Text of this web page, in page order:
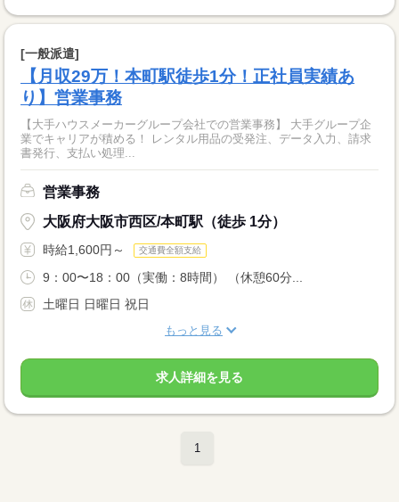
[一般派遣]
【月収29万！本町駅徒歩1分！正社員実績あ
り】営業事務
【大手ハウスメーカーグループ会社での営業事務】 大手グループ企
業でキャリアが積める！ レンタル用品の受発注、データ入力、請求
書発行、支払い処理...
営業事務
大阪府大阪市西区/本町駅（徒歩 1分）
時給1,600円～ 交通費全額支給
9：00〜18：00（実働：8時間） （休憩60分...
土曜日 日曜日 祝日
もっと見る
求人詳細を見る
1